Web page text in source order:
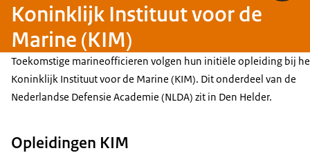
Koninklijk Instituut voor de
Marine (KIM)
Toekomstige marineofficieren volgen hun initiële opleiding bij
Koninklijk Instituut voor de Marine (KIM). Dit onderdeel van de
Nederlandse Defensie Academie (NLDA) zit in Den Helder.
Opleidingen KIM